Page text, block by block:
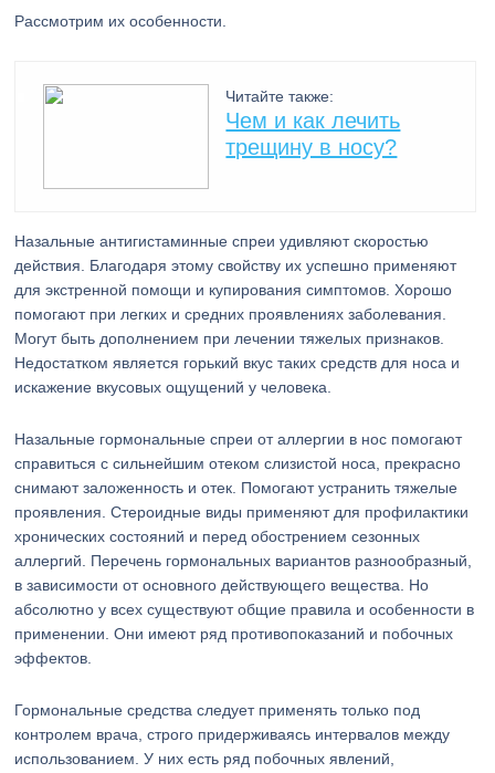
Рассмотрим их особенности.
Читайте также:
Чем и как лечить
трещину в носу?
Назальные антигистаминные спреи удивляют скоростью
действия. Благодаря этому свойству их успешно применяют
для экстренной помощи и купирования симптомов. Хорошо
помогают при легких и средних проявлениях заболевания.
Могут быть дополнением при лечении тяжелых признаков.
Недостатком является горький вкус таких средств для носа и
искажение вкусовых ощущений у человека.
Назальные гормональные спреи от аллергии в нос помогают
справиться с сильнейшим отеком слизистой носа, прекрасно
снимают заложенность и отек. Помогают устранить тяжелые
проявления. Стероидные виды применяют для профилактики
хронических состояний и перед обострением сезонных
аллергий. Перечень гормональных вариантов разнообразный,
в зависимости от основного действующего вещества. Но
абсолютно у всех существуют общие правила и особенности в
применении. Они имеют ряд противопоказаний и побочных
эффектов.
Гормональные средства следует применять только под
контролем врача, строго придерживаясь интервалов между
использованием. У них есть ряд побочных явлений,